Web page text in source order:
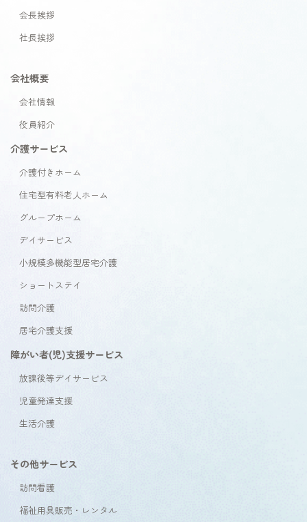
会長挨拶
社長挨拶
会社概要
会社情報
役員紹介
介護サービス
介護付きホーム
住宅型有料老人ホーム
グループホーム
デイサービス
小規模多機能型居宅介護
ショートステイ
訪問介護
居宅介護支援
障がい者(児)支援サービス
放課後等デイサービス
児童発達支援
生活介護
その他サービス
訪問看護
福祉用具販売・レンタル